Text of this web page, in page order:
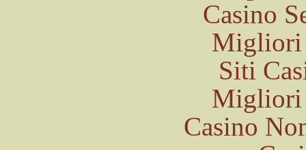
Casino
Migliori
Siti
Migliori
Casino